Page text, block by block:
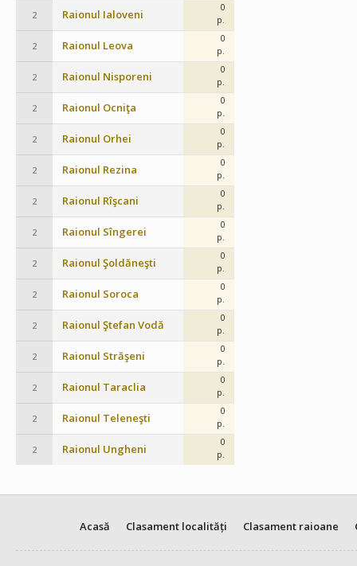
2 Raionul Ialoveni
0
p.
2 Raionul Leova
0
p.
2 Raionul Nisporeni
0
p.
2 Raionul Ocniţa
0
p.
2 Raionul Orhei
0
p.
2 Raionul Rezina
0
p.
2 Raionul Rîşcani
0
p.
2 Raionul Sîngerei
0
p.
2 Raionul Şoldăneşti
0
p.
2 Raionul Soroca
0
p.
2 Raionul Ştefan Vodă
0
p.
2 Raionul Străşeni
0
p.
2 Raionul Taraclia
0
p.
2 Raionul Teleneşti
0
p.
2 Raionul Ungheni
0
p.
Acasă Clasament localități Clasament raioane